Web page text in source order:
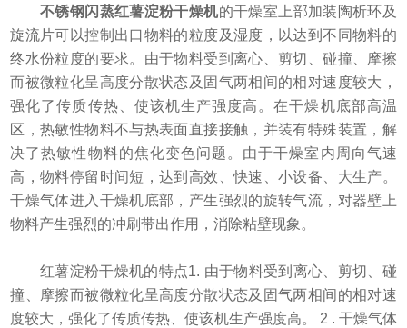
不锈钢闪蒸红薯淀粉干燥机的干燥室上部加装陶析环及
旋流片可以控制出口物料的粒度及湿度，以达到不同物料的
终水份粒度的要求。由于物料受到离心、剪切、碰撞、摩擦
而被微粒化呈高度分散状态及固气两相间的相对速度较大，
强化了传质传热、使该机生产强度高。在干燥机底部高温
区，热敏性物料不与热表面直接接触，并装有特殊装置，解
决了热敏性物料的焦化变色问题。由于干燥室内周向气速
高，物料停留时间短，达到高效、快速、小设备、大生产。
干燥气体进入干燥机底部，产生强烈的旋转气流，对器壁上
物料产生强烈的冲刷带出作用，消除粘壁现象。
红薯淀粉干燥机的特点1. 由于物料受到离心、剪切、碰
撞、摩擦而被微粒化呈高度分散状态及固气两相间的相对速
度较大，强化了传质传热、使该机生产强度高。 2 . 干燥气体